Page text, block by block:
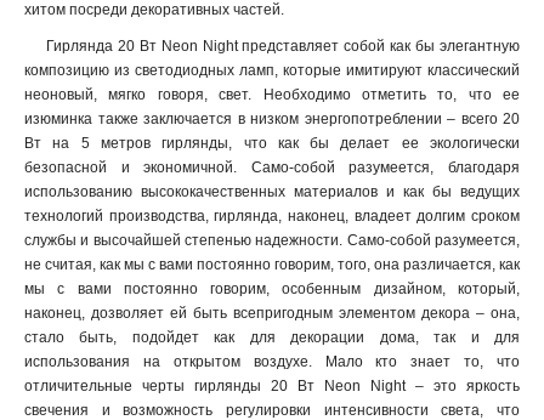
хитом посреди декоративных частей.
Гирлянда 20 Вт Neon Night представляет собой как бы элегантную
композицию из светодиодных ламп, которые имитируют классический
неоновый, мягко говоря, свет. Необходимо отметить то, что ее
изюминка также заключается в низком энергопотреблении – всего 20
Вт на 5 метров гирлянды, что как бы делает ее экологически
безопасной и экономичной. Само-собой разумеется, благодаря
использованию высококачественных материалов и как бы ведущих
технологий производства, гирлянда, наконец, владеет долгим сроком
службы и высочайшей степенью надежности. Само-собой разумеется,
не считая, как мы с вами постоянно говорим, того, она различается, как
мы с вами постоянно говорим, особенным дизайном, который,
наконец, дозволяет ей быть всепригодным элементом декора – она,
стало быть, подойдет как для декорации дома, так и для
использования на открытом воздухе. Мало кто знает то, что
отличительные черты гирлянды 20 Вт Neon Night – это яркость
свечения и возможность регулировки интенсивности света, что